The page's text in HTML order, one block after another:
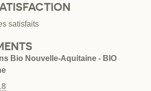
satisfaits
Bio Nouvelle-Aquitaine - BIO